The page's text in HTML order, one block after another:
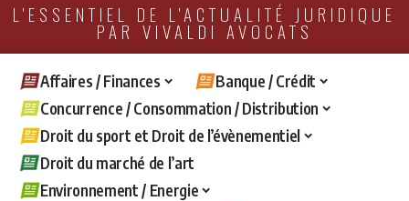
L'ESSENTIEL DE L'ACTUALITÉ JURIDIQUE
PAR VIVALDI AVOCATS
Affaires / Finances
Banque / Crédit
Concurrence / Consommation / Distribution
Droit du sport et Droit de l’évènementiel
Droit du marché de l’art
Environnement / Energie